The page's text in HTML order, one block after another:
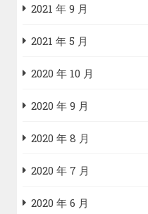
2021 年 9 月
2021 年 5 月
2020 年 10 月
2020 年 9 月
2020 年 8 月
2020 年 7 月
2020 年 6 月